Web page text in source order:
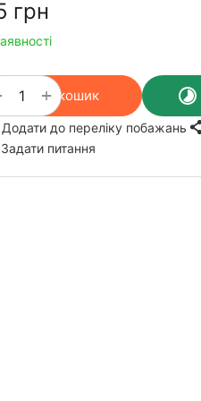
грн
+У кошик
Додати до переліку побажань
Задати питання